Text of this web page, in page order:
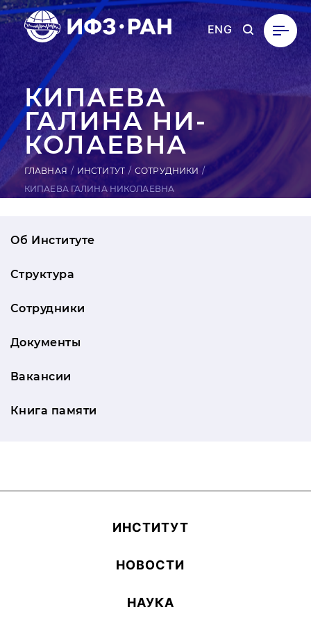
ENG
КИПАЕВА
ГАЛИНА НИ­
КОЛА­ЕВ­НА
ГЛАВНАЯ ИНСТИТУТ
СОТРУДНИКИ
КИПАЕВА ГАЛИНА НИКОЛАЕВНА
Об Институте
Структура
Сотрудники
Документы
Вакансии
Книга памяти
ИН­СТИ­ТУТ
НОВОСТИ
НАУКА